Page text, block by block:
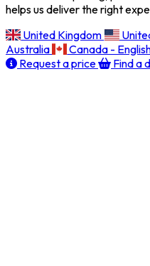
helps us deliver the right
United Kingdom
Australia
Canada -
Request a price
Find a